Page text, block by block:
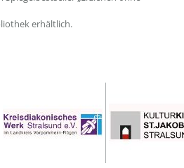
erhältlich.